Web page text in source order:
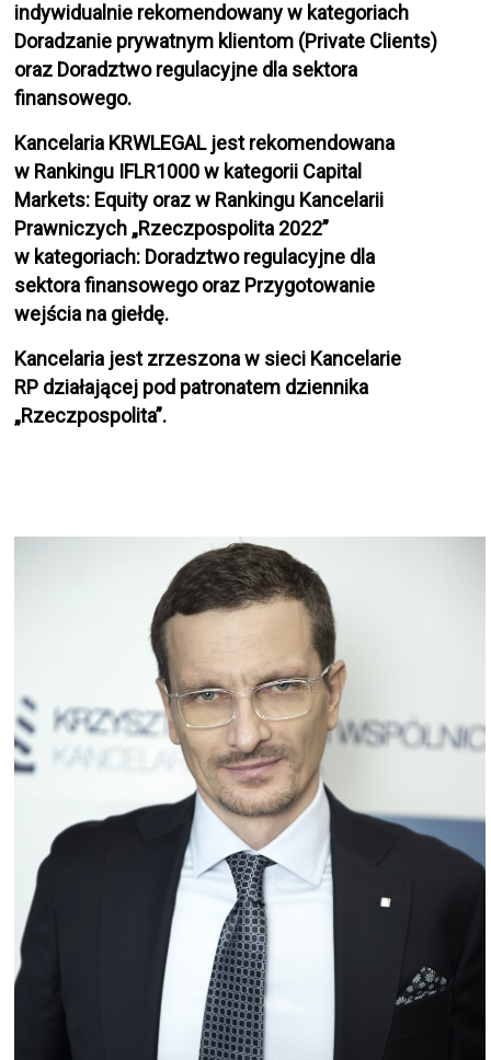
indywidualnie rekomendowany w kategoriach
Doradzanie prywatnym klientom (Private Clients)
oraz Doradztwo regulacyjne dla sektora
finansowego.
Kancelaria KRWLEGAL jest rekomendowana
w Rankingu IFLR1000 w kategorii Capital
Markets: Equity oraz w Rankingu Kancelarii
Prawniczych „Rzeczpospolita 2022”
w kategoriach: Doradztwo regulacyjne dla
sektora finansowego oraz Przygotowanie
wejścia na giełdę.
Kancelaria jest zrzeszona w sieci Kancelarie
RP działającej pod patronatem dziennika
„Rzeczpospolita”.